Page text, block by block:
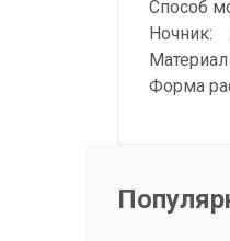
Способ
Ночник:
Форма